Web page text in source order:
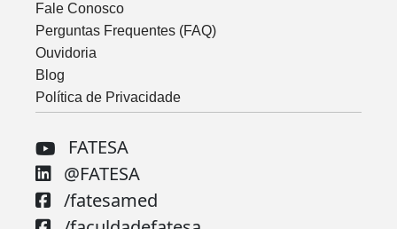
Fale Conosco
Perguntas Frequentes (FAQ)
Ouvidoria
Blog
Política de Privacidade
FATESA
@FATESA
/fatesamed